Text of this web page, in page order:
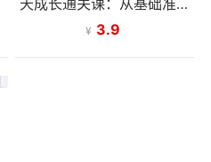
天成长通关课：从基础准备
到平台运营，从零起步到百
¥ 3.9